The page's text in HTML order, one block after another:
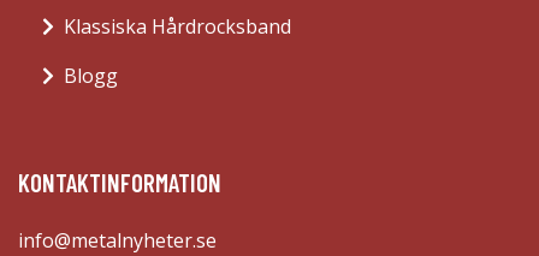
Klassiska Hårdrocksband
Blogg
KONTAKTINFORMATION
info@metalnyheter.se